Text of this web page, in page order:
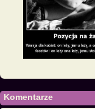
Komentarze